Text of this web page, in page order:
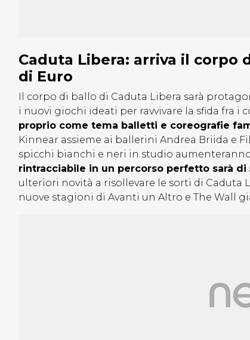
Caduta Libera: arriva il corpo
di Euro
Il corpo di ballo di Caduta Libera sarà
i nuovi giochi ideati per ravvivare la sfida fra i
proprio come tema balletti e coreografie
Kinnear assieme ai ballerini Andrea Briida e
spicchi bianchi e neri in studio
rintracciabile in un percorso perfetto sarà di
ulteriori novità a risollevare le sorti di Caduta
nuove stagioni di Avanti un Altro e The Wall